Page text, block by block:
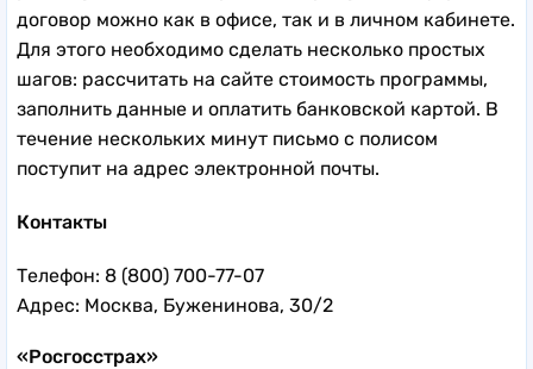
договор можно как в офисе, так и в личном кабинете.
Для этого необходимо сделать несколько простых
шагов: рассчитать на сайте стоимость программы,
заполнить данные и оплатить банковской картой. В
течение нескольких минут письмо с полисом
поступит на адрес электронной почты.
Контакты
Телефон: 8 (800) 700-77-07
Адрес: Москва, Буженинова, 30/2
«Росгосстрах»